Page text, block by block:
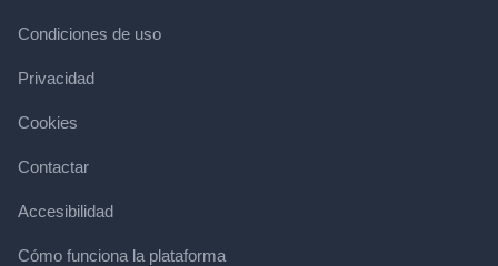
Condiciones de uso
Privacidad
Cookies
Contactar
Accesibilidad
Cómo funciona la plataforma